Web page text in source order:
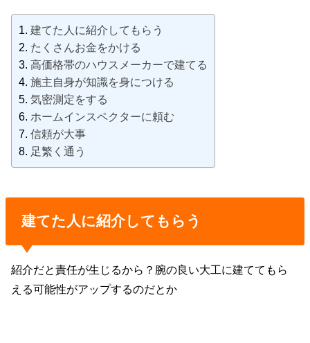
建てた人に紹介してもらう
たくさんお金をかける
高価格帯のハウスメーカーで建てる
施主自身が知識を身につける
気密測定をする
ホームインスペクターに頼む
信頼が大事
足繁く通う
建てた人に紹介してもらう
紹介だと責任が生じるから？腕の良い大工に建ててもら
える可能性がアップするのだとか